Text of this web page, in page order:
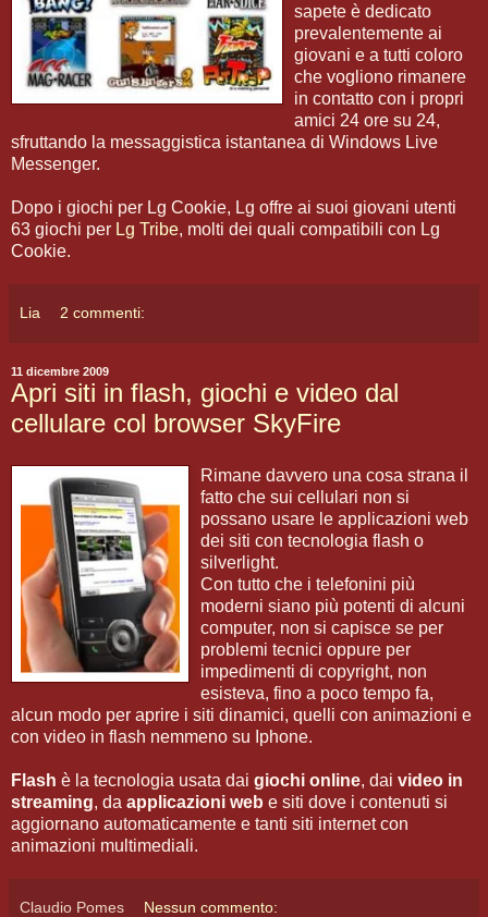
sapete è dedicato
prevalentemente ai
giovani e a tutti coloro
che vogliono rimanere
in contatto con i propri
amici 24 ore su 24,
sfruttando la messaggistica istantanea di Windows Live
Messenger.
Dopo i giochi per Lg Cookie, Lg offre ai suoi giovani utenti
63 giochi per Lg Tribe, molti dei quali compatibili con Lg
Cookie.
Lia 2 commenti:
11 dicembre 2009
Apri siti in flash, giochi e video dal
cellulare col browser SkyFire
Rimane davvero una cosa strana il
fatto che sui cellulari non si
possano usare le applicazioni web
dei siti con tecnologia flash o
silverlight.
Con tutto che i telefonini più
moderni siano più potenti di alcuni
computer, non si capisce se per
problemi tecnici oppure per
impedimenti di copyright, non
esisteva, fino a poco tempo fa,
alcun modo per aprire i siti dinamici, quelli con animazioni e
con video in flash nemmeno su Iphone.
Flash è la tecnologia usata dai giochi online, dai video in
streaming, da applicazioni web e siti dove i contenuti si
aggiornano automaticamente e tanti siti internet con
animazioni multimediali.
Claudio Pomes Nessun commento: